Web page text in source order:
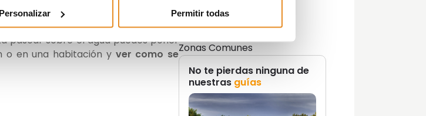
Personalizar Permitir todas
pasear sobre el agua puedes poner
o en una habitación y ver como se
Promociones
Zonas Comunes
No te pierdas ninguna de
nuestras guías